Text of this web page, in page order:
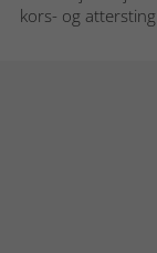
kors- og attersting